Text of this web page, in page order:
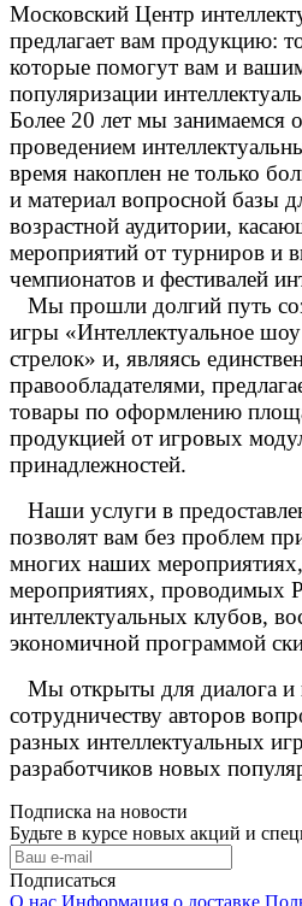
Московский Центр
предлагает вам продукцию:
которые помогут вам и
популяризации
Более 20 лет мы занимаемся
проведением
время накоплен не только
и материал вопросной базы
возрастной аудитории,
мероприятий от турниров и
чемпионатов и фестивалей
Мы прошли долгий путь
игры «Интеллектуальное
стрелок» и, являясь
правообладателями,
товары по оформлению
продукцией от игровых
принадлежностей.
Наши услуги в
позволят вам без проблем
многих наших
мероприятиях, проводимых
интеллектуальных клубов,
экономичной программой
Мы открыты для диалога и
сотрудничеству авторов
разных интеллектуальных
разработчиков новых
Подписка на новости
Будьте в курсе новых акций и
Подписаться